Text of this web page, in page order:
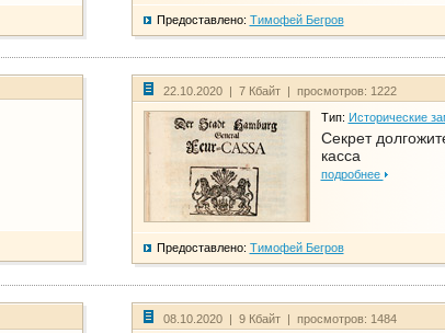
Предоставлено: Тимофей Бегров
22.10.2020 | 7 Кбайт | просмотров: 1222
Тип: Исторические
Секрет
касса
подробнее
Предоставлено: Тимофей Бегров
08.10.2020 | 9 Кбайт | просмотров: 1484